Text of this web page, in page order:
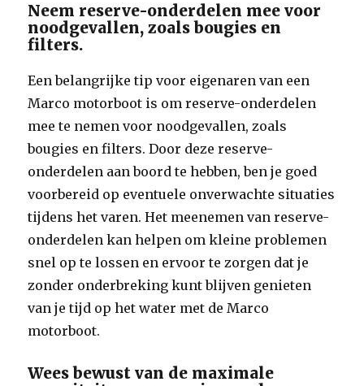
Neem reserve-onderdelen mee voor
noodgevallen, zoals bougies en
filters.
Een belangrijke tip voor eigenaren van een
Marco motorboot is om reserve-onderdelen
mee te nemen voor noodgevallen, zoals
bougies en filters. Door deze reserve-
onderdelen aan boord te hebben, ben je goed
voorbereid op eventuele onverwachte situaties
tijdens het varen. Het meenemen van reserve-
onderdelen kan helpen om kleine problemen
snel op te lossen en ervoor te zorgen dat je
zonder onderbreking kunt blijven genieten
van je tijd op het water met de Marco
motorboot.
Wees bewust van de maximale